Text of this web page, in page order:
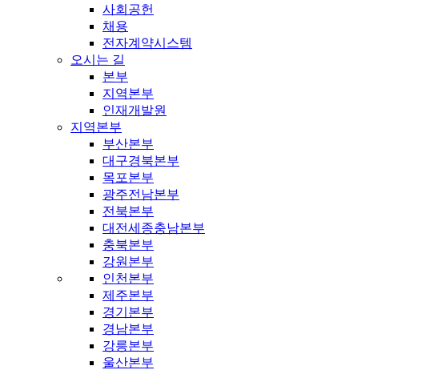
사회공헌
채용
전자계약시스템
오시는 길
본부
지역본부
인재개발원
지역본부
부산본부
대구경북본부
목포본부
광주전남본부
전북본부
대전세종충남본부
충북본부
강원본부
인천본부
제주본부
경기본부
경남본부
강릉본부
울산본부